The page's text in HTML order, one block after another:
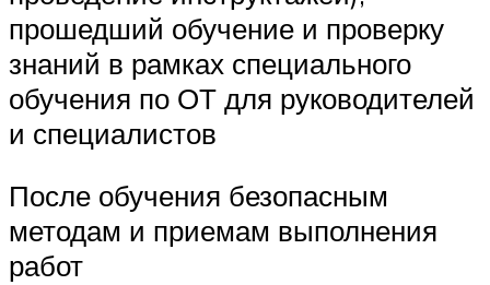
прошедший обучение и проверку
знаний в рамках специального
обучения по ОТ для руководителей
и специалистов
После обучения безопасным
методам и приемам выполнения
работ